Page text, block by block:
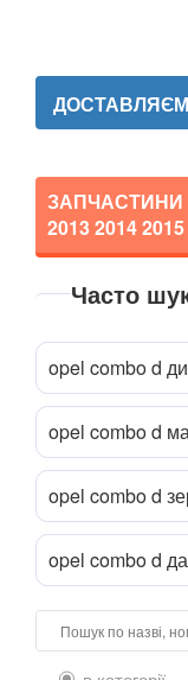
Combo D
Corsa D
Corsa E
Crossland X
Frontera B
GT
Grandland X
Insignia A
Insignia B
Meriva A
Meriva B
attach_fileПрикріпити
ЗАПЧАСТИНИ
2013 2014
Часто
opel combo d
opel combo d
opel combo d
opel combo d